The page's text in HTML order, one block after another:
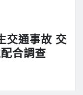
交通事故 交
合調查